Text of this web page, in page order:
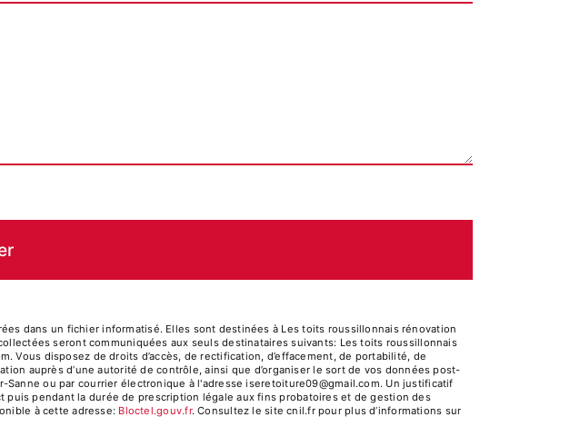
dans un fichier informatisé. Elles sont destinées à Les toits roussillonnais rénovation
seront communiquées aux seuls destinataires suivants: Les toits roussillonnais
disposez de droits d’accès, de rectification, d’effacement, de portabilité, de
auprès d’une autorité de contrôle, ainsi que d’organiser le sort de vos données post-
ou par courrier électronique à l'adresse iseretoiture09@gmail.com. Un justificatif
pendant la durée de prescription légale aux fins probatoires et de gestion des
à cette adresse:
Bloctel.gouv.fr. Consultez le site cnil.fr pour plus d’informations sur